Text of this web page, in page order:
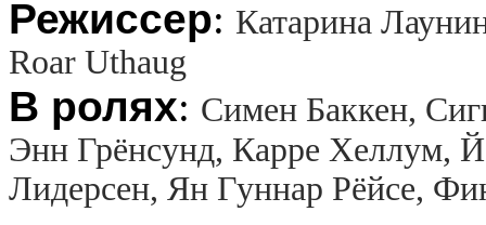
Режиссер: Катарина
Roar Uthaug
В ролях: Симен Баккен,
Энн Грёнсунд, Карре Хеллум,
Лидерсен, Ян Гуннар Рёйсе,